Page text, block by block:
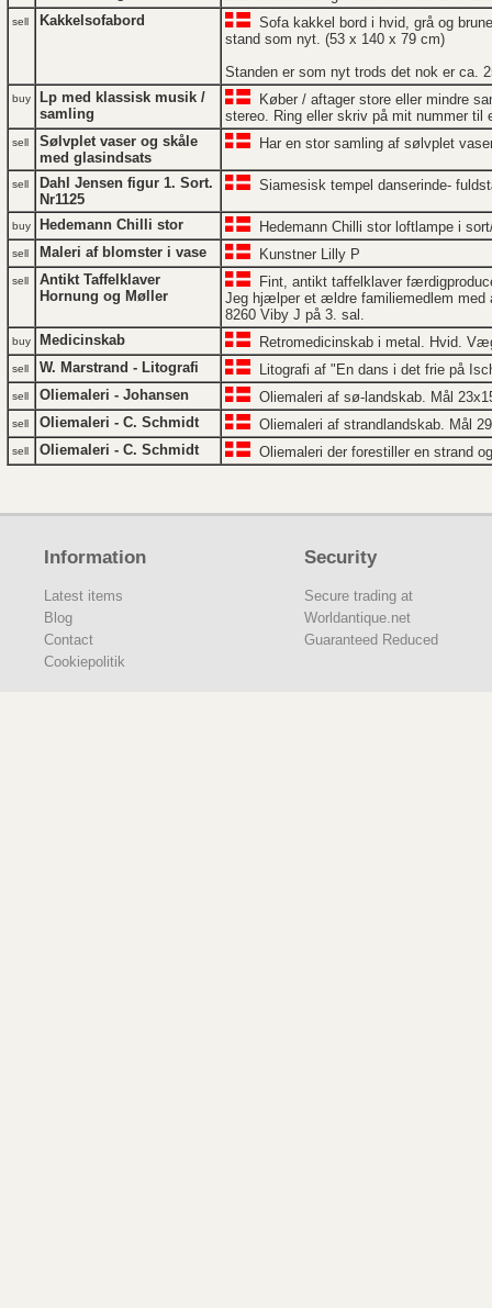
sell Kakkelsofabord
Sofa kakkel bord i hvid, grå og
stand som nyt. (53 x 140 x 79 cm)
Standen er som nyt trods det nok er ca.
buy
Lp med klassisk musik /
samling
Køber / aftager store eller mindre
stereo. Ring eller skriv på mit nummer til
sell
Sølvplet vaser og skåle
med glasindsats
Har en stor samling af sølvplet
sell
Dahl Jensen figur 1. Sort.
Nr1125
Siamesisk tempel danserinde-
buy Hedemann Chilli stor Hedemann Chilli stor loftlampe i
sell Maleri af blomster i vase Kunstner Lilly P
sell
Antikt Taffelklaver
Hornung og Møller
Fint, antikt taffelklaver
Jeg hjælper et ældre familiemedlem med
8260 Viby J på 3. sal.
buy Medicinskab Retromedicinskab i metal. Hvid.
sell W. Marstrand - Litografi Litografi af "En dans i det frie på
sell Oliemaleri - Johansen Oliemaleri af sø-landskab. Mål
sell Oliemaleri - C. Schmidt Oliemaleri af strandlandskab. Mål
sell Oliemaleri - C. Schmidt Oliemaleri der forestiller en strand
Information
Latest items
Blog
Contact
Cookiepolitik
Security
Secure trading at
Worldantique.net
Guaranteed Reduced